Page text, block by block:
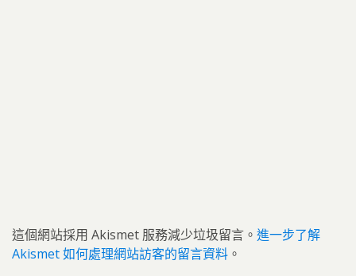
這個網站採用 Akismet 服務減少垃圾留言。 進一步了解
Akismet 如何處理網站訪客的留言資料 。